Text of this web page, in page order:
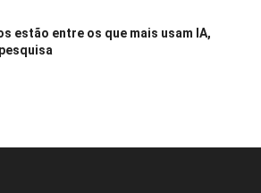
estão entre os que mais usam IA,